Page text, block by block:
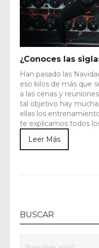
¿Conoces las
Han pasado las
eso kilos de más que
a las cenas y
tal objetivo hay
ellas los
te explicamos todos
Leer Más
BUSCAR